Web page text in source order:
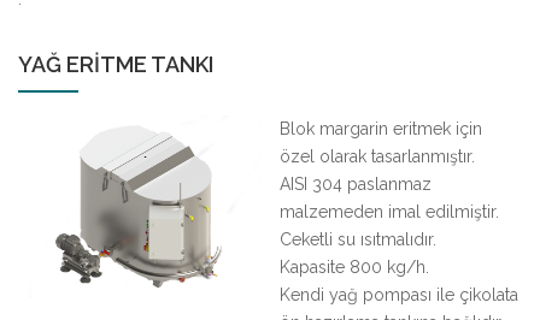
YAĞ ERİTME TANKI
Blok margarin eritmek için
özel olarak tasarlanmıştır.
AISI 304 paslanmaz
malzemeden imal edilmiştir.
Ceketli su ısıtmalıdır.
Kapasite 800 kg/h.
Kendi yağ pompası ile çikolata